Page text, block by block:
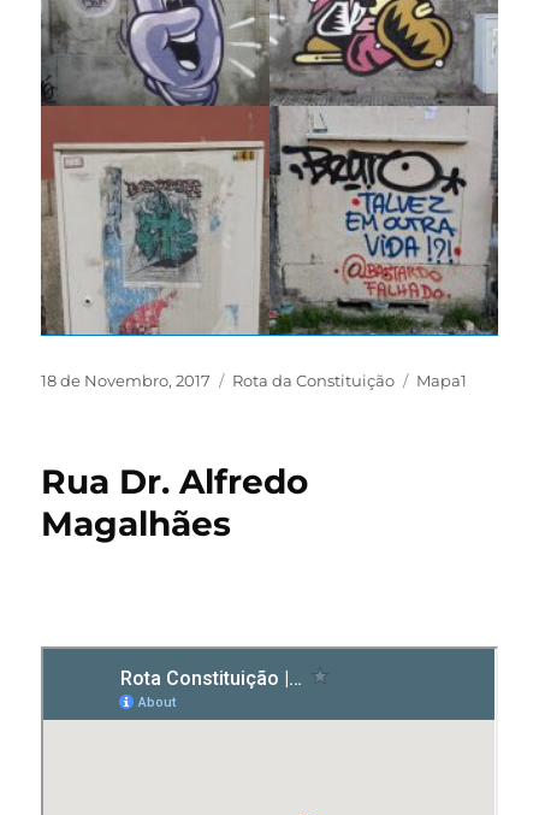
18 de Novembro, 2017 Rota da Constituição Mapa1
Rua Dr. Alfredo
Magalhães